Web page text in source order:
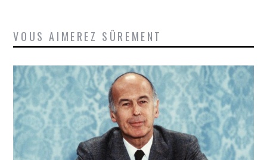
VOUS AIMEREZ SÛREMENT